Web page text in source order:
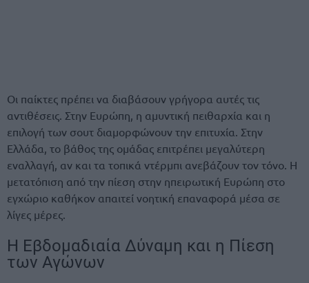
Οι παίκτες πρέπει να διαβάσουν γρήγορα αυτές τις
αντιθέσεις. Στην Ευρώπη, η αμυντική πειθαρχία και η
επιλογή των σουτ διαμορφώνουν την επιτυχία. Στην
Ελλάδα, το βάθος της ομάδας επιτρέπει μεγαλύτερη
εναλλαγή, αν και τα τοπικά ντέρμπι ανεβάζουν τον τόνο. Η
μετατόπιση από την πίεση στην ηπειρωτική Ευρώπη στο
εγχώριο καθήκον απαιτεί νοητική επαναφορά μέσα σε
λίγες μέρες.
Η Εβδομαδιαία Δύναμη και η Πίεση
των Αγώνων